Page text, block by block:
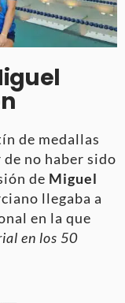
de medallas
no haber sido
de Miguel
llegaba a
en la que
en los 50